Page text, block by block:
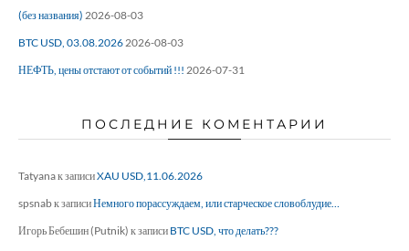
(без названия) 2026-08-03
BTC USD, 03.08.2026 2026-08-03
НЕФТЬ, цены отстают от событий !!! 2026-07-31
ПОСЛЕДНИЕ КОМЕНТАРИИ
Tatyanaк записиXAU USD,11.06.2026
spsnabк записиНемного порассуждаем, или старческое словоблудие…
Игорь Бебешин (Putnik) к записи BTC USD, что делать???